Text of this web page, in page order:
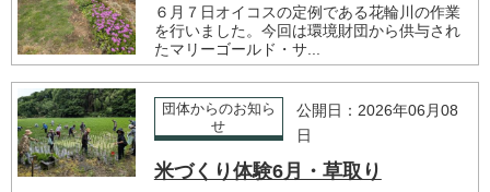
６月７日オイコスの定例である花輪川の作業
を行いました。今回は環境財団から供与され
たマリーゴールド・サ...
団体からのお知ら
せ
公開日：2026年06月08
日
米づくり体験6月・草取り